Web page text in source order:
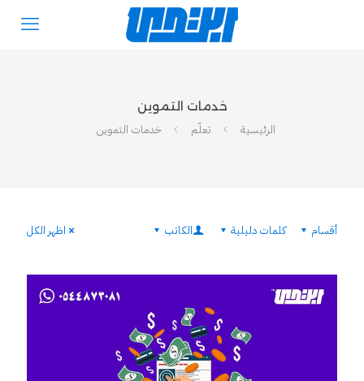
خدمات التموين
الرئيسية
تعلّم خدمات التموين
أقسام كلمات دليلية الكاتب اظهر الكل